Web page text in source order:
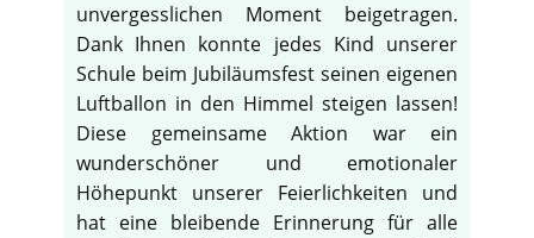
unvergesslichen Moment beigetragen.
Dank Ihnen konnte jedes Kind unserer
Schule beim Jubiläumsfest seinen eigenen
Luftballon in den Himmel steigen lassen!
Diese gemeinsame Aktion war ein
wunderschöner und emotionaler
Höhepunkt unserer Feierlichkeiten und
hat eine bleibende Erinnerung für alle